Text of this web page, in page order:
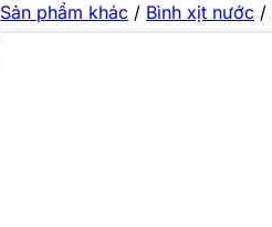
Sản phẩm khác / Bình xịt nước /